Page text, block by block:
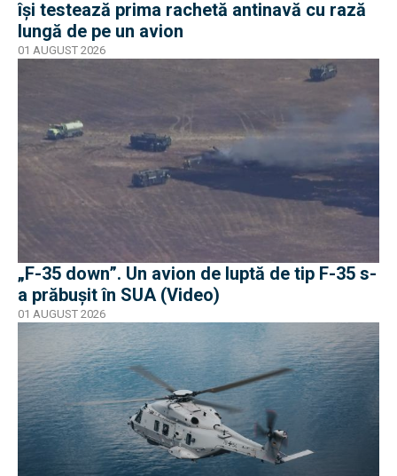
își testează prima rachetă antinavă cu rază
lungă de pe un avion
01 AUGUST 2026
„F-35 down”. Un avion de luptă de tip F-35 s-
a prăbușit în SUA (Video)
01 AUGUST 2026